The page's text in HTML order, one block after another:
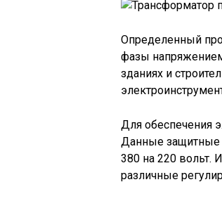
Определенный
фазы
зданиях и
Для обеспечения
Данные защитные
380 на 220 вольт.
различные